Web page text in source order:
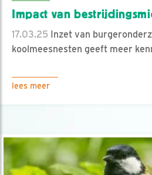
Impact van
17.03.25 Inzet van
koolmeesnesten geeft meer
lees meer